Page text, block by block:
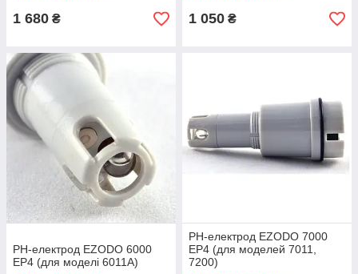
1 680 ₴ 1 050 ₴
РН-електрод EZODO 6000
EP4 (для моделі 6011А)
РН-електрод EZODO 7000
EP4 (для моделей 7011,
7200)